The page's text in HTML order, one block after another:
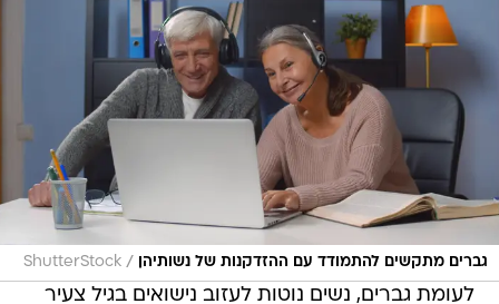
גברים מתקשים להתמודד עם ההזדקנות של נשותיהן /
ShutterStock
לעומת גברים, נשים נוטות לעזוב נישואים בגיל צעיר